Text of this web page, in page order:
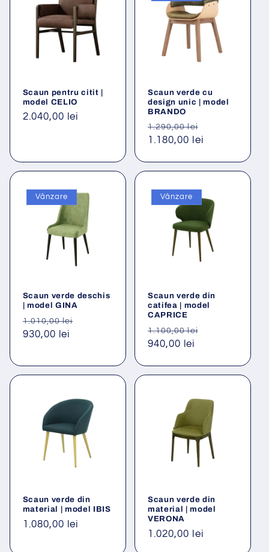
Scaun pentru citit |
model CELIO
Preț
2.040,00 lei
Scaun verde cu
design unic | model
BRANDO
Preț
obișnuit
1.290,00 lei
1.180,00 lei
Vânzare
Scaun verde deschis
| model GINA
Preț
obișnuit
1.010,00 lei
930,00 lei
Vânzare
Scaun verde din
catifea | model
CAPRICE
Preț
obișnuit
1.100,00 lei
940,00 lei
Scaun verde din
material | model IBIS
Preț
1.080,00 lei
Scaun verde din
material | model
VERONA
Preț
1.020,00 lei